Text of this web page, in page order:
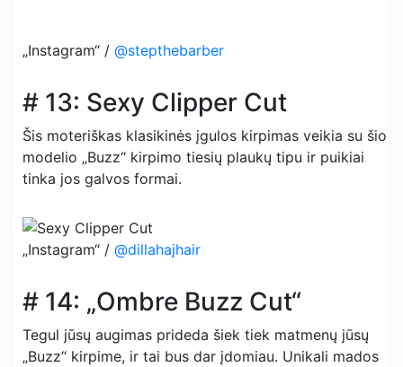
„Instagram“ / @stepthebarber
# 13: Sexy Clipper Cut
Šis moteriškas klasikinės įgulos kirpimas veikia su šio
modelio „Buzz“ kirpimo tiesių plaukų tipu ir puikiai
tinka jos galvos formai.
„Instagram“ / @dillahajhair
# 14: „Ombre Buzz Cut“
Tegul jūsų augimas prideda šiek tiek matmenų jūsų
„Buzz“ kirpime, ir tai bus dar įdomiau. Unikali mados